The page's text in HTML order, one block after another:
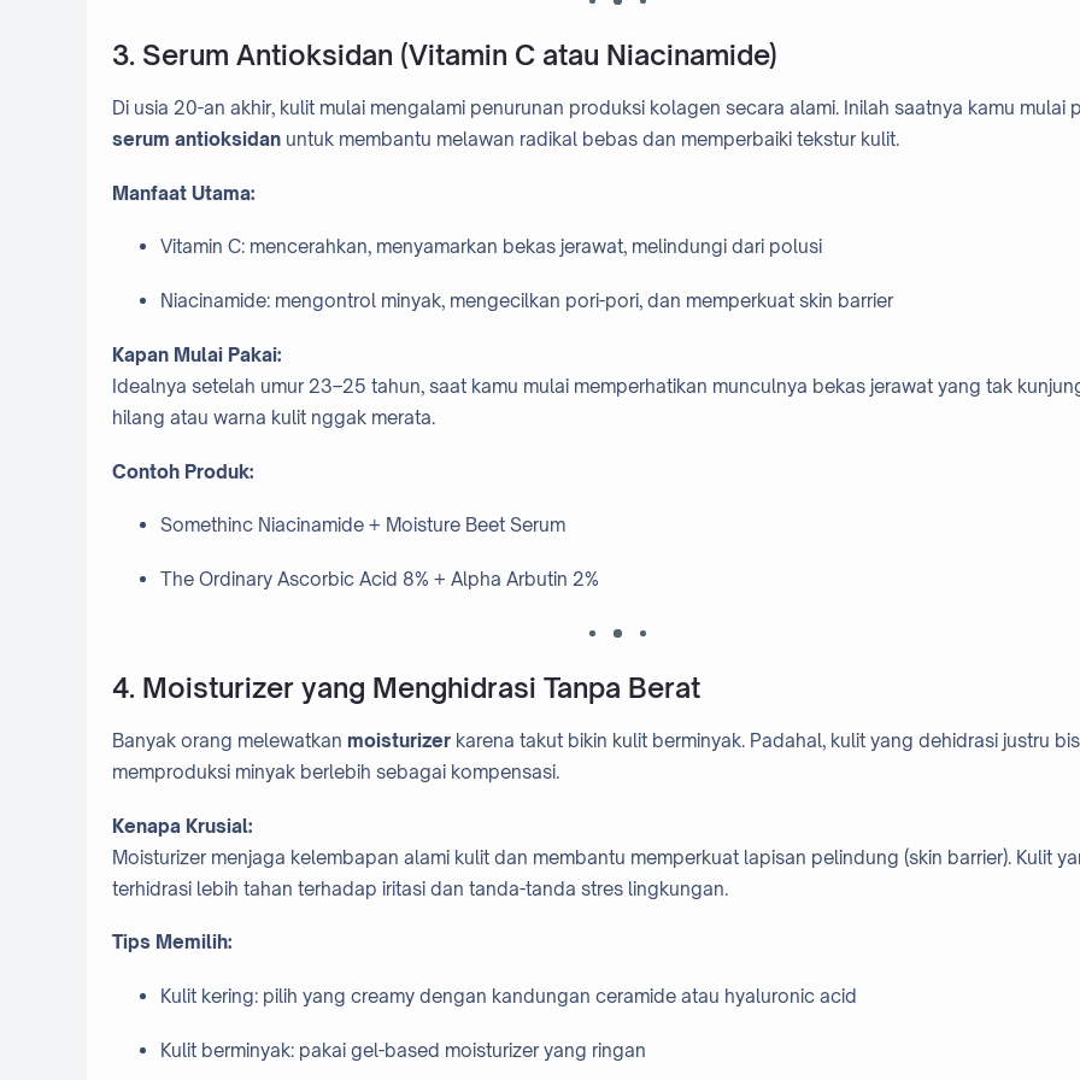
3. Serum Antioksidan (Vitamin C atau Niacinamide)
Di usia 20-an akhir, kulit mulai mengalami penurunan produksi kolagen secara alami. Inilah saatnya kamu mulai
serum antioksidan untuk membantu melawan radikal bebas dan memperbaiki tekstur kulit.
Manfaat Utama:
Vitamin C: mencerahkan, menyamarkan bekas jerawat, melindungi dari polusi
Niacinamide: mengontrol minyak, mengecilkan pori-pori, dan memperkuat skin barrier
Kapan Mulai Pakai:
Idealnya setelah umur 23–25 tahun, saat kamu mulai memperhatikan munculnya bekas jerawat yang tak
hilang atau warna kulit nggak merata.
Contoh Produk:
Somethinc Niacinamide + Moisture Beet Serum
The Ordinary Ascorbic Acid 8% + Alpha Arbutin 2%
4. Moisturizer yang Menghidrasi Tanpa Berat
Banyak orang melewatkan moisturizer karena takut bikin kulit berminyak. Padahal, kulit yang dehidrasi justru
memproduksi minyak berlebih sebagai kompensasi.
Kenapa Krusial:
Moisturizer menjaga kelembapan alami kulit dan membantu memperkuat lapisan pelindung (skin barrier). Kulit
terhidrasi lebih tahan terhadap iritasi dan tanda-tanda stres lingkungan.
Tips Memilih:
Kulit kering: pilih yang creamy dengan kandungan ceramide atau hyaluronic acid
Kulit berminyak: pakai gel-based moisturizer yang ringan